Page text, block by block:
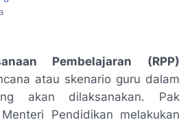
Pembelajaran (RPP)
atau skenario guru dalam
akan dilaksanakan. Pak
Pendidikan melakukan